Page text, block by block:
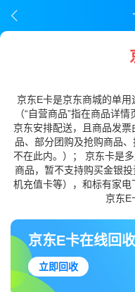
京东E卡是京东商城的单
（“自营商品”指在商品详
京东安排配送，且商品发
品、部分团购及抢购商品
不在此内。）； 京东卡是
商品，暂不支持购买金银
机充值卡等），和标有家
京东E
京东E卡在线回收
立即回收